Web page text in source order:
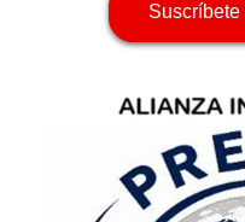
Suscríbete